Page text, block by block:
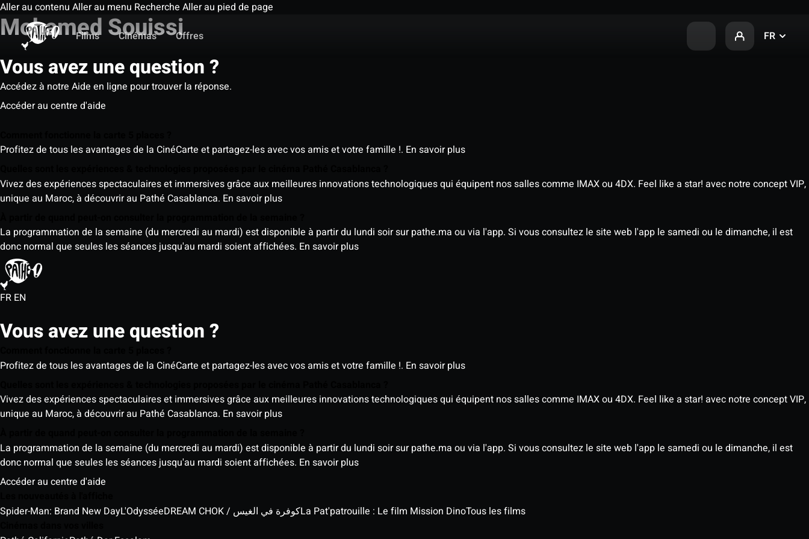
Aller au contenu Aller au menu Recherche Aller au pied de page
Films
Cinémas Offres FR
Mohamed Souissi
Vous avez une question ?
Accédez à notre Aide en ligne pour trouver la réponse.
Accéder au centre d'aide
Profitez de tous les avantages de la CinéCarte et partagez-les avec vos amis et votre famille !. En savoir plus
Vivez des expériences spectaculaires et immersives grâce aux meilleures innovations technologiques qui équipent nos salles comme IMAX ou 4DX. Feel like a star! avec notre concept VIP,
unique au Maroc, à découvrir au Pathé Casablanca. En savoir plus
La programmation de la semaine (du mercredi au mardi) est disponible à partir du lundi soir sur pathe.ma ou via l'app. Si vous consultez le site web l'app le samedi ou le dimanche, il est
donc normal que seules les séances jusqu'au mardi soient affichées. En savoir plus
FR EN
Vous avez une question ?
Profitez de tous les avantages de la CinéCarte et partagez-les avec vos amis et votre famille !. En savoir plus
Vivez des expériences spectaculaires et immersives grâce aux meilleures innovations technologiques qui équipent nos salles comme IMAX ou 4DX. Feel like a star! avec notre concept VIP,
unique au Maroc, à découvrir au Pathé Casablanca. En savoir plus
La programmation de la semaine (du mercredi au mardi) est disponible à partir du lundi soir sur pathe.ma ou via l'app. Si vous consultez le site web l'app le samedi ou le dimanche, il est
donc normal que seules les séances jusqu'au mardi soient affichées. En savoir plus
Accéder au centre d'aide
Spider-Man: Brand New DayL'Odyssée DREAM CHOK / كوفرة في الغيسLa Pat'patrouille : Le film Mission DinoTous les films